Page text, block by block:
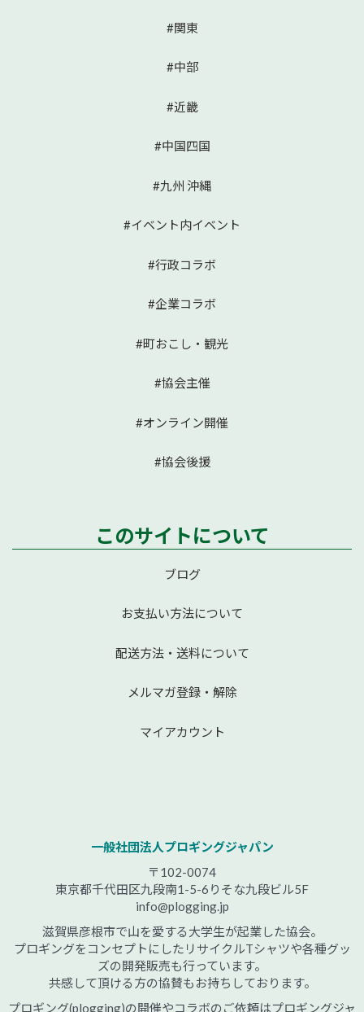
#関東
#中部
#近畿
#中国四国
#九州 沖縄
#イベント内イベント
#行政コラボ
#企業コラボ
#町おこし・観光
#協会主催
#オンライン開催
#協会後援
このサイトについて
ブログ
お支払い方法について
配送方法・送料について
メルマガ登録・解除
マイアカウント
一般社団法人プロギングジャパン
〒102-0074
東京都千代田区九段南1-5-6りそな九段ビル5F
info@plogging.jp
滋賀県彦根市で山を愛する大学生が起業した協会。
プロギングをコンセプトにしたリサイクルTシャツや各種グッ
ズの開発販売も行っています。
共感して頂ける方の協賛もお持ちしております。
プロギング(plogging)の開催やコラボのご依頼はプロギングジャ